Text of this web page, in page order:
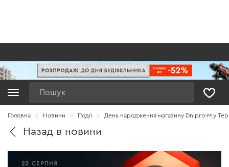
Головна Новини Події День народження магазину Dnipro-M у
Назад в новини